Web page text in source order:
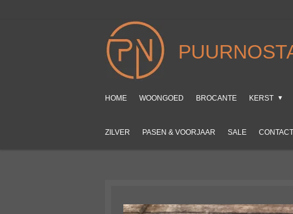
HOME WOONGOED BROCANTE KERST
ZILVER PASEN & VOORJAAR SALE CONTACT